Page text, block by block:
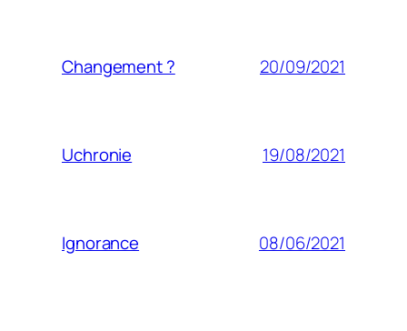
Changement ? 20/09/2021
Uchronie 19/08/2021
Ignorance 08/06/2021